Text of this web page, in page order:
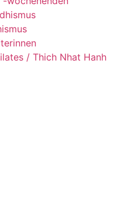
/ Thich Nhat Hanh